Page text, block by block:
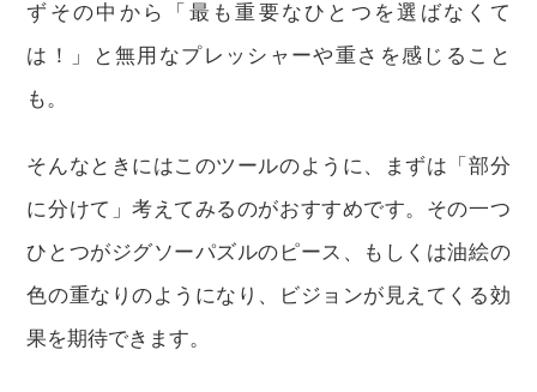
ずその中から「最も重要なひとつを選ばなくて
は！」と無用なプレッシャーや重さを感じること
も。
そんなときにはこのツールのように、まずは「部分
に分けて」考えてみるのがおすすめです。その一つ
ひとつがジグソーパズルのピース、もしくは油絵の
色の重なりのようになり、ビジョンが見えてくる効
果を期待できます。